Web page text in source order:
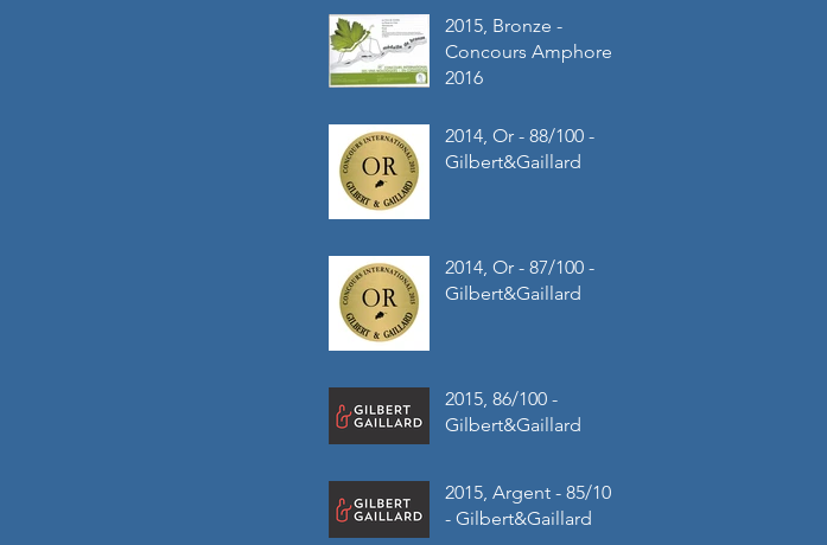
2015, Bronze -
Concours Amphore
2016
2014, Or - 88/100 -
Gilbert&Gaillard
2014, Or - 87/100 -
Gilbert&Gaillard
2015, 86/100 -
Gilbert&Gaillard
2015, Argent - 85/100
- Gilbert&Gaillard